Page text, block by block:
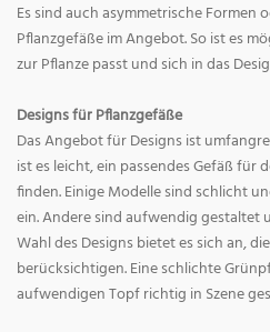
Es sind auch asymmetrische
Pflanzgefäße im Angebot. So ist es
zur Pflanze passt und sich in das
Designs für Pflanzgefäße
Das Angebot für Designs ist
ist es leicht, ein passendes Gefäß für
finden. Einige Modelle sind schlicht
ein. Andere sind aufwendig gestaltet
Wahl des Designs bietet es sich an,
berücksichtigen. Eine schlichte
aufwendigen Topf richtig in Szene